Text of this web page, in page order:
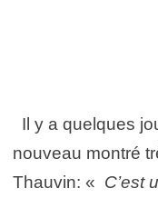
Il y a quelques
nouveau montré
Thauvin: « C’est